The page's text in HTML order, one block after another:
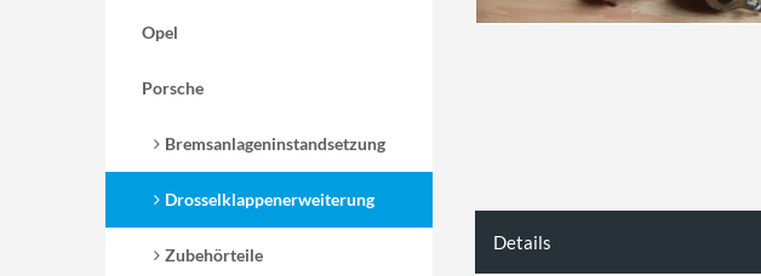
Details
Opel
Porsche
Bremsanlageninstandsetzung
Drosselklappenerweiterung
Zubehörteile